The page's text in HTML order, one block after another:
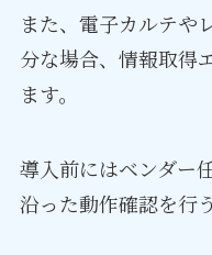
また、電子カルテや
分な場合、情報取得
ます。
導入前にはベンダー
沿った動作確認を行